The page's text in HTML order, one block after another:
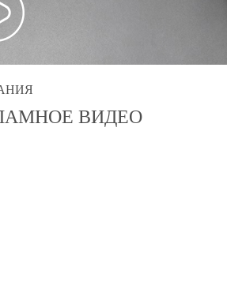
ВИДЕО